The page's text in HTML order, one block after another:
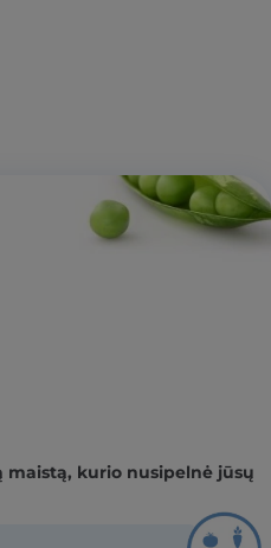
maistą, kurio nusipelnė jūsų